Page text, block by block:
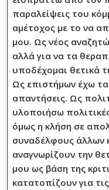
παραλείψεις του
αμέτοχος με το να
μου. Ως νέος
αλλά για να τα
υποδέχομαι θετικά
Ως επιστήμων έχω
απαντήσεις. Ως
υλοποιήσω
όμως η κλήση σε
συναδέλφους άλλων
αναγνωρίζουν την
μου ως βάση της
κατατοπίζουν για